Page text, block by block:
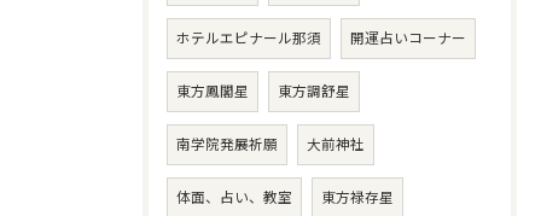
ホテルエピナール那須 開運占いコーナー
東方鳳閣星 東方調舒星
南学院発展祈願 大前神社
体面、占い、教室 東方禄存星